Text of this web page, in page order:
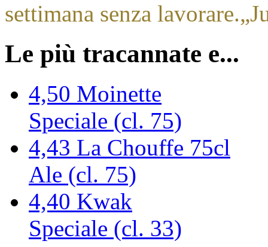
settimana senza lavorare.„
Le più tracannate e...
4,50 Moinette
Speciale (cl. 75)
4,43 La Chouffe 75cl
Ale (cl. 75)
4,40 Kwak
Speciale (cl. 33)